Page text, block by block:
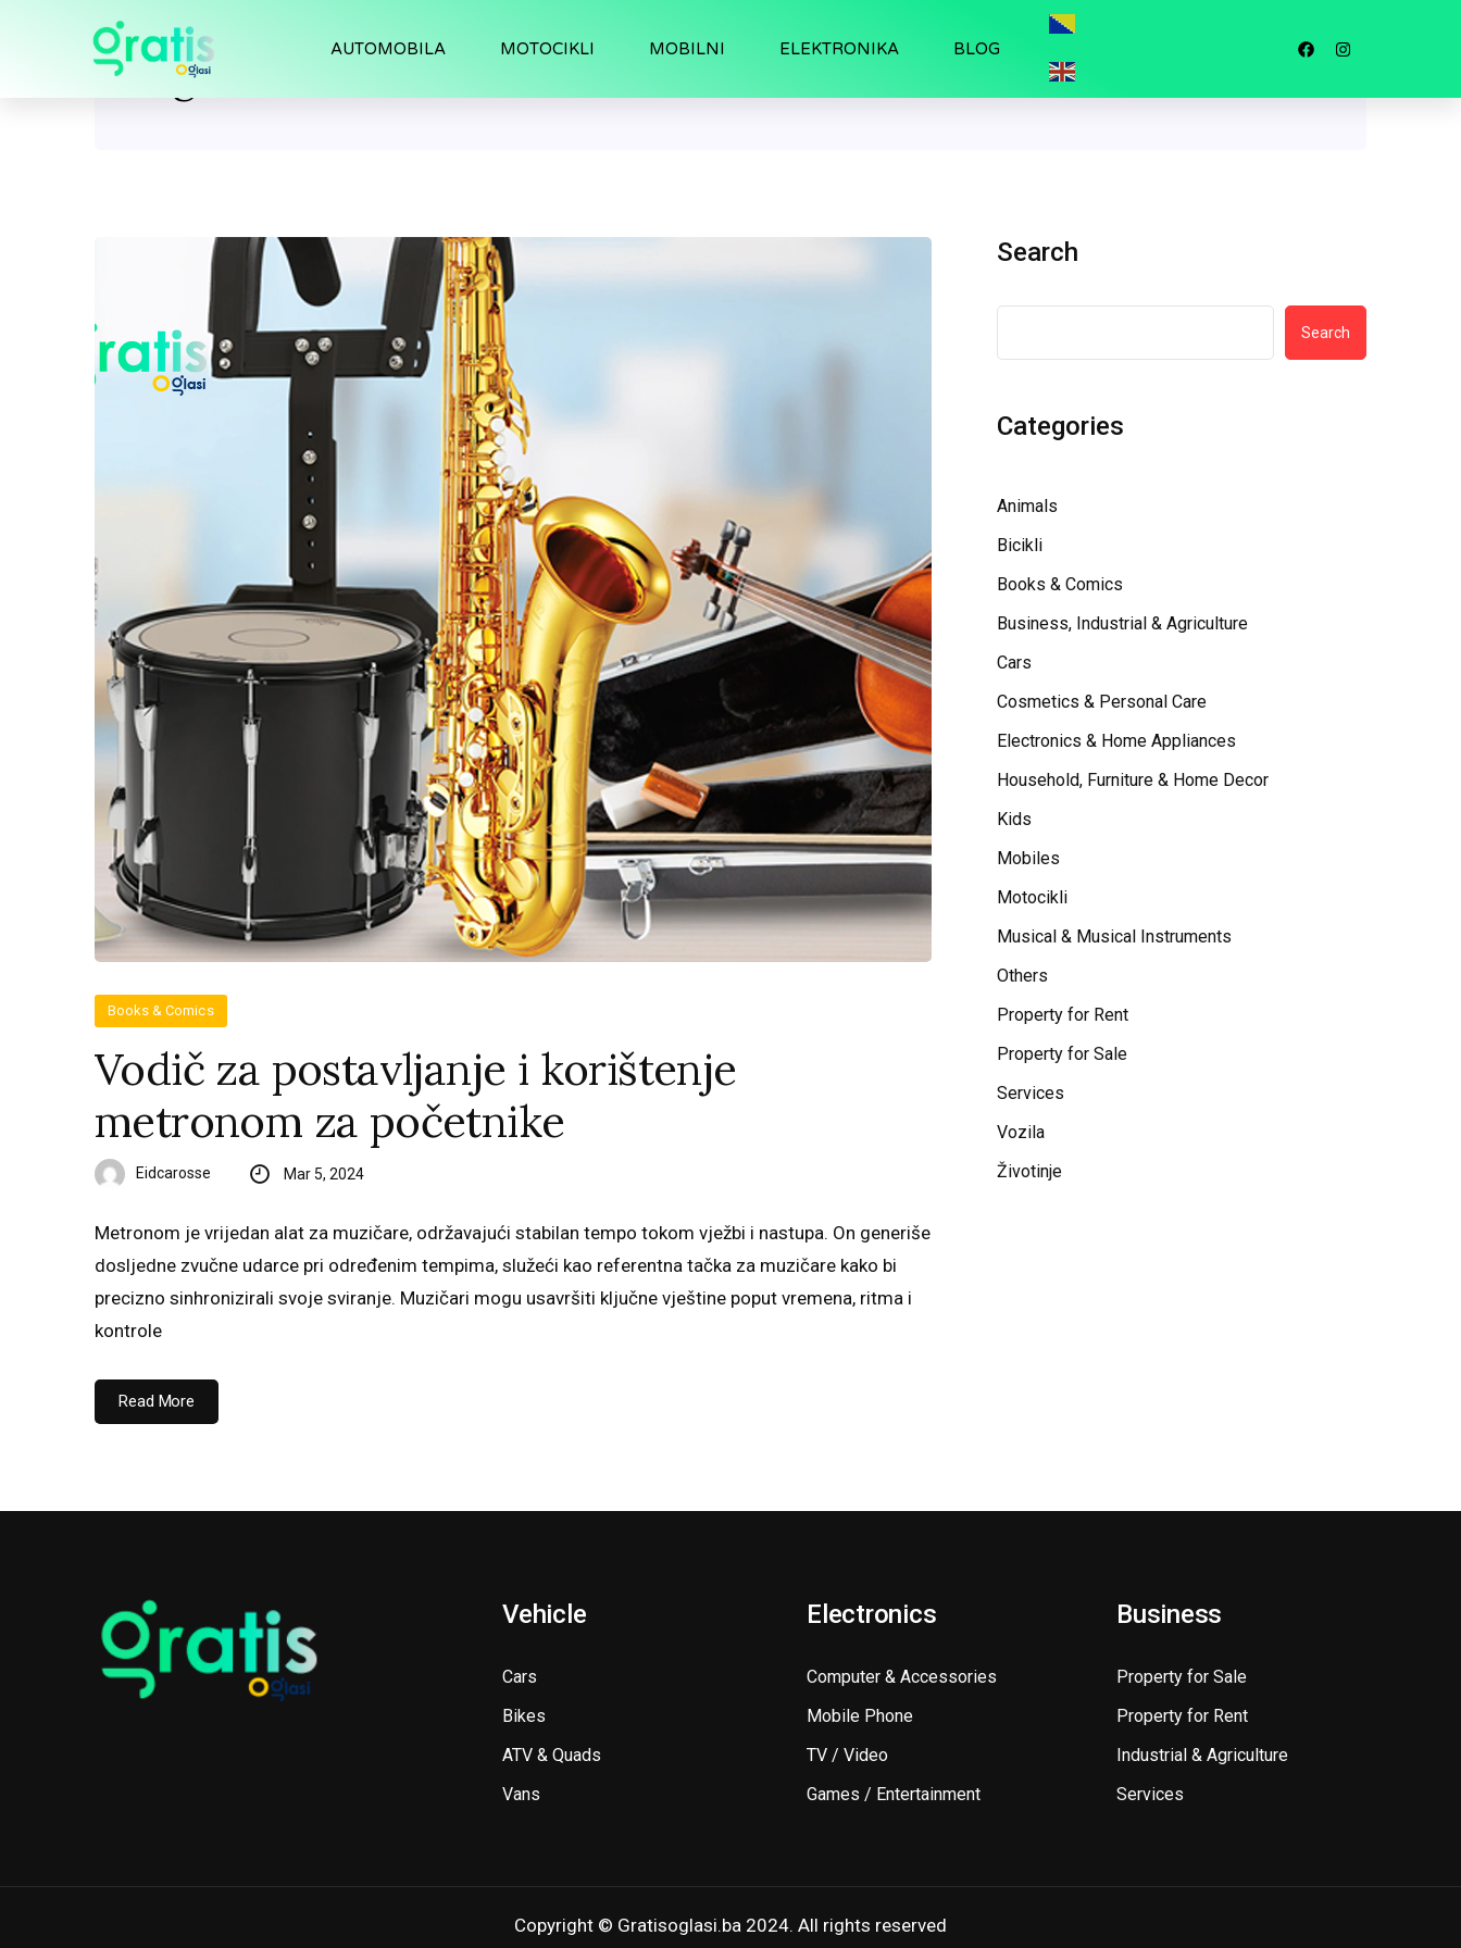
AUTOMOBILA MOTOCIKLI MOBILNI ELEKTRONIKA BLOG
Tag:
Books & Comics
Vodič za postavljanje i korištenje
metronom za početnike
Eidcarosse Mar 5, 2024
Metronom je vrijedan alat za muzičare, održavajući stabilan tempo tokom vježbi i nastupa. On generiše
dosljedne zvučne udarce pri određenim tempima, služeći kao referentna tačka za muzičare kako bi
precizno sinhronizirali svoje sviranje. Muzičari mogu usavršiti ključne vještine poput vremena, ritma i
kontrole
Read More
Search
Search
Categories
Animals
Bicikli
Books & Comics
Business, Industrial & Agriculture
Cars
Cosmetics & Personal Care
Electronics & Home Appliances
Household, Furniture & Home Decor
Kids
Mobiles
Motocikli
Musical & Musical Instruments
Others
Property for Rent
Property for Sale
Services
Vozila
Životinje
Vehicle
Cars
Bikes
ATV & Quads
Vans
Electronics
Computer & Accessories
Mobile Phone
TV / Video
Games / Entertainment
Business
Property for Sale
Property for Rent
Industrial & Agriculture
Services
Copyright © Gratisoglasi.ba 2024. All rights reserved